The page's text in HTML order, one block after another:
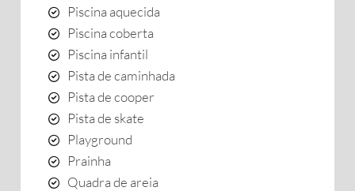
Piscina aquecida
Piscina coberta
Piscina infantil
Pista de caminhada
Pista de cooper
Pista de skate
Playground
Prainha
Quadra de areia